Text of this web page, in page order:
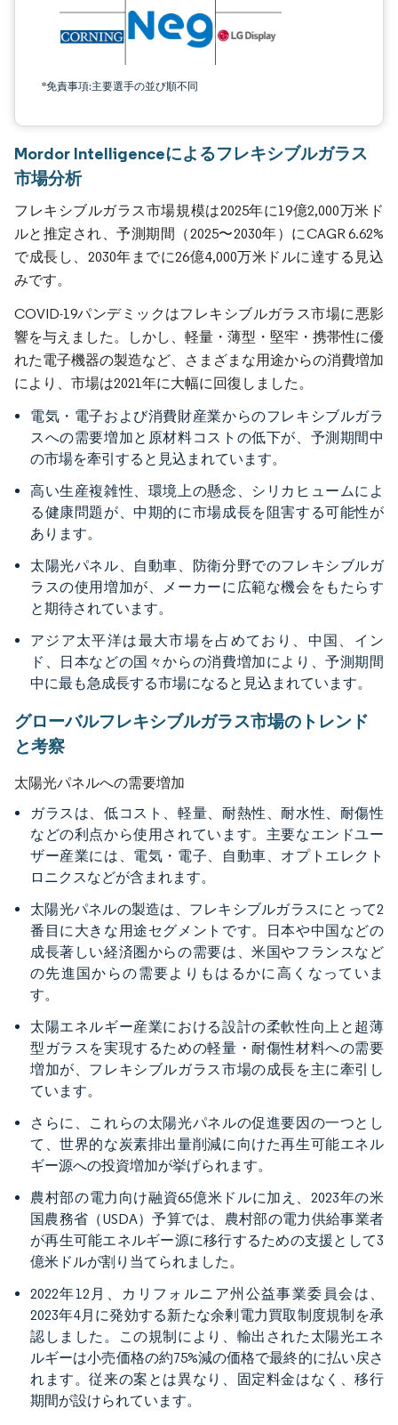
*免責事項:主要選手の並び順不同
Mordor Intelligenceによるフレキシブルガラス
市場分析
フレキシブルガラス市場規模は2025年に19億2,000万米ド
ルと推定され、予測期間（2025〜2030年）にCAGR 6.62%
で成長し、2030年までに26億4,000万米ドルに達する見込
みです。
COVID-19パンデミックはフレキシブルガラス市場に悪影
響を与えました。しかし、軽量・薄型・堅牢・携帯性に優
れた電子機器の製造など、さまざまな用途からの消費増加
により、市場は2021年に大幅に回復しました。
電気・電子および消費財産業からのフレキシブルガラ
スへの需要増加と原材料コストの低下が、予測期間中
の市場を牽引すると見込まれています。
高い生産複雑性、環境上の懸念、シリカヒュームによ
る健康問題が、中期的に市場成長を阻害する可能性が
あります。
太陽光パネル、自動車、防衛分野でのフレキシブルガ
ラスの使用増加が、メーカーに広範な機会をもたらす
と期待されています。
アジア太平洋は最大市場を占めており、中国、イン
ド、日本などの国々からの消費増加により、予測期間
中に最も急成長する市場になると見込まれています。
グローバルフレキシブルガラス市場のトレンド
と考察
太陽光パネルへの需要増加
ガラスは、低コスト、軽量、耐熱性、耐水性、耐傷性
などの利点から使用されています。主要なエンドユー
ザー産業には、電気・電子、自動車、オプトエレクト
ロニクスなどが含まれます。
太陽光パネルの製造は、フレキシブルガラスにとって2
番目に大きな用途セグメントです。日本や中国などの
成長著しい経済圏からの需要は、米国やフランスなど
の先進国からの需要よりもはるかに高くなっていま
す。
太陽エネルギー産業における設計の柔軟性向上と超薄
型ガラスを実現するための軽量・耐傷性材料への需要
増加が、フレキシブルガラス市場の成長を主に牽引し
ています。
さらに、これらの太陽光パネルの促進要因の一つとし
て、世界的な炭素排出量削減に向けた再生可能エネル
ギー源への投資増加が挙げられます。
農村部の電力向け融資65億米ドルに加え、2023年の米
国農務省（USDA）予算では、農村部の電力供給事業者
が再生可能エネルギー源に移行するための支援として3
億米ドルが割り当てられました。
2022年12月、カリフォルニア州公益事業委員会は、
2023年4月に発効する新たな余剰電力買取制度規制を承
認しました。この規制により、輸出された太陽光エネ
ルギーは小売価格の約75%減の価格で最終的に払い戻さ
れます。従来の案とは異なり、固定料金はなく、移行
期間が設けられています。